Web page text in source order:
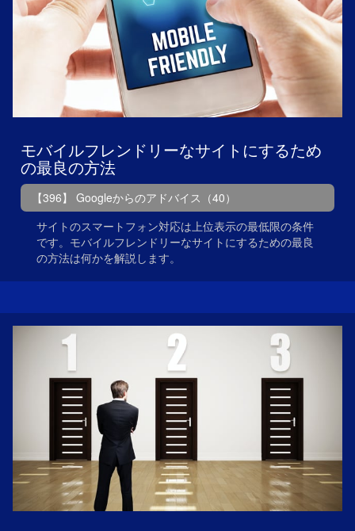
モバイルフレンドリーなサイトにするため
の最良の方法
【396】 Googleからのアドバイス（40）
サイトのスマートフォン対応は上位表示の最低限の条件
です。モバイルフレンドリーなサイトにするための最良
の方法は何かを解説します。